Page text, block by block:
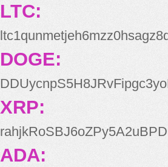
LTC:
DOGE:
XRP:
ADA: